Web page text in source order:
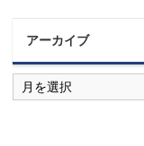
アーカイブ
ア
ー
カ